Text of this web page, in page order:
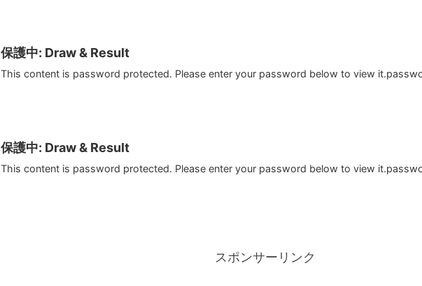
保護中: Draw & Result
This content is password protected. Please enter your password below to view
保護中: Draw & Result
This content is password protected. Please enter your password below to view
スポンサーリンク